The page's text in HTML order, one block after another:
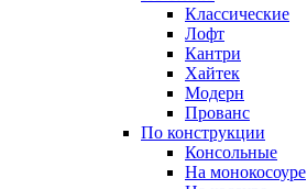
Классические
Лофт
Кантри
Хайтек
Модерн
Прованс
По конструкции
Консольные
На монокосоуре